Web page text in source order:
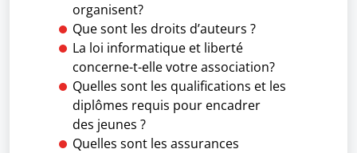
organisent?
Que sont les droits d’auteurs ?
La loi informatique et liberté
concerne-t-elle votre association?
Quelles sont les qualifications et les
diplômes requis pour encadrer
des jeunes ?
Quelles sont les assurances